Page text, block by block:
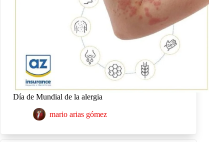
Día de Mundial de la alergia
mario arias gómez